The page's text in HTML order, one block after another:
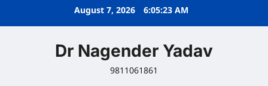
August 7, 2026 6:05:23 AM
Dr Nagender Yadav
9811061861